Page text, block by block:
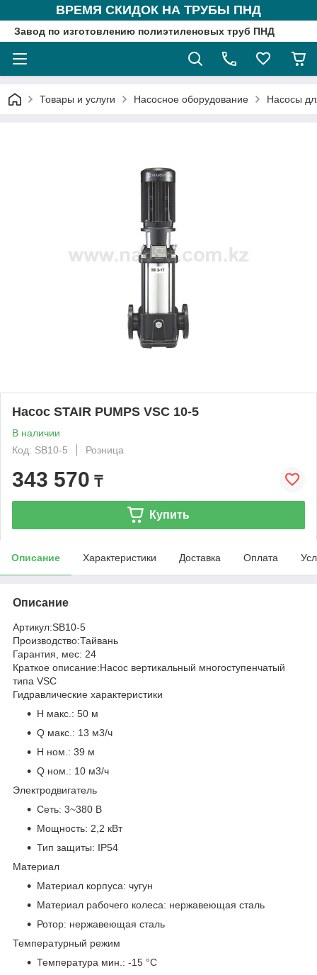
ВРЕМЯ СКИДОК НА ТРУБЫ ПНД
Завод по изготовлению полиэтиленовых труб ПНД
Товары и услуги Насосное оборудование Насосы
Насос STAIR PUMPS VSC 10-5
В наличии
Код: SB10-5
Розница
343 570 ₸
Купить
Описание Характеристики Доставка Оплата
Описание
Артикул:SB10-5
Производство:Тайвань
Гарантия, мес: 24
Краткое описание:Насос вертикальный многоступенчатый
типа VSC
Гидравлические характеристики
H макс.: 50 м
Q макс.: 13 м3/ч
H ном.: 39 м
Q ном.: 10 м3/ч
Электродвигатель
Сеть: 3~380 В
Мощность: 2,2 кВт
Тип защиты: IP54
Материал
Материал корпуса: чугун
Материал рабочего колеса: нержавеющая сталь
Ротор: нержавеющая сталь
Температурный режим
Температура мин.: -15 °С